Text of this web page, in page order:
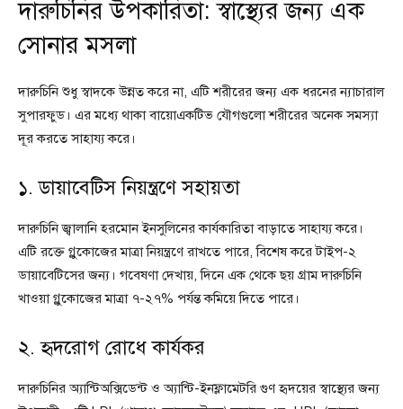
দারুচিনির উপকারিতা: স্বাস্থ্যের জন্য এক
সোনার মসলা
দারুচিনি শুধু স্বাদকে উন্নত করে না, এটি শরীরের জন্য এক ধরনের ন্যাচারাল
সুপারফুড। এর মধ্যে থাকা বায়োএকটিভ যৌগগুলো শরীরের অনেক সমস্যা
দূর করতে সাহায্য করে।
১. ডায়াবেটিস নিয়ন্ত্রণে সহায়তা
দারুচিনি জ্বালানি হরমোন ইনসুলিনের কার্যকারিতা বাড়াতে সাহায্য করে।
এটি রক্তে গ্লুকোজের মাত্রা নিয়ন্ত্রণে রাখতে পারে, বিশেষ করে টাইপ-২
ডায়াবেটিসের জন্য। গবেষণা দেখায়, দিনে এক থেকে ছয় গ্রাম দারুচিনি
খাওয়া গ্লুকোজের মাত্রা ৭-২৭% পর্যন্ত কমিয়ে দিতে পারে।
২. হৃদরোগ রোধে কার্যকর
দারুচিনির অ্যান্টিঅক্সিডেন্ট ও অ্যান্টি-ইনফ্লামেটরি গুণ হৃদয়ের স্বাস্থ্যের জন্য